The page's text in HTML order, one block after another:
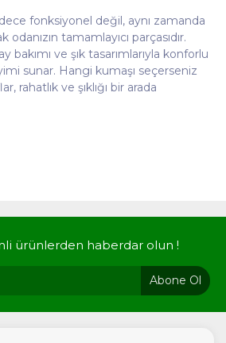
fonksiyonel değil, aynı zamanda
tamamlayıcı parçasıdır.
bakımı ve şık tasarımlarıyla konforlu
sunar. Hangi kumaşı seçerseniz
rahatlık ve şıklığı bir arada
ürünlerden haberdar olun !
Abone Ol